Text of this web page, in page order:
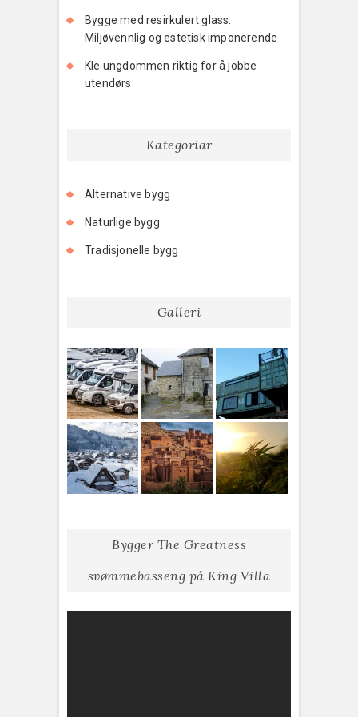
Bygge med resirkulert glass:
Miljøvennlig og estetisk imponerende
Kle ungdommen riktig for å jobbe
utendørs
Kategoriar
Alternative bygg
Naturlige bygg
Tradisjonelle bygg
Galleri
Bygger The Greatness
svømmebasseng på King Villa